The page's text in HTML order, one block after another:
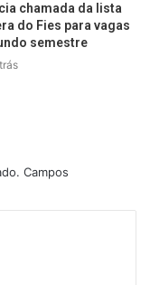
chamada da lista
do Fies para vagas
semestre
Campos